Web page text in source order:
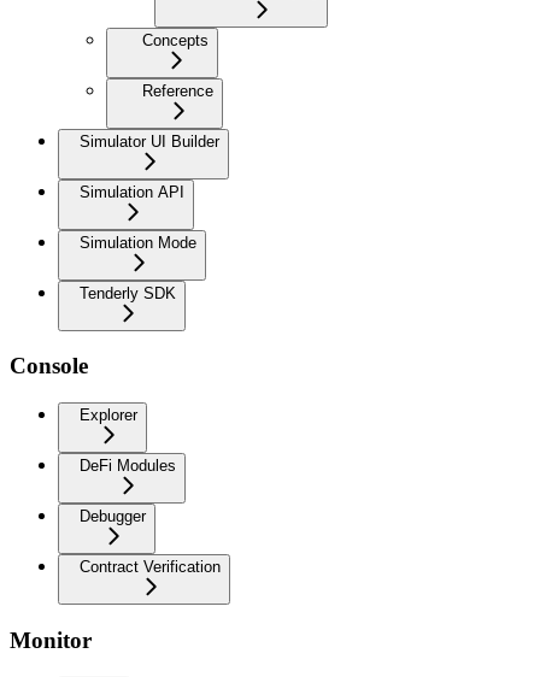
Concepts
Reference
Simulator UI Builder
Simulation API
Simulation Mode
Tenderly SDK
Console
Explorer
DeFi Modules
Debugger
Contract Verification
Monitor